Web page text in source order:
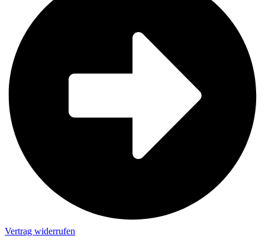
Vertrag widerrufen